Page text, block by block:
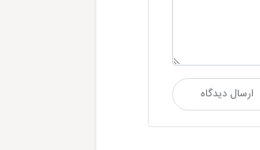
ارسال دیدگاه